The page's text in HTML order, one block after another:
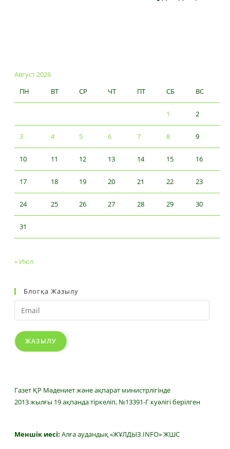
Август 2026
ПН
ВТ СР ЧТ ПТ СБ ВС
1 2
3 4 5 6 7 8 9
10 11 12 13 14 15 16
17 18 19 20 21 22 23
24 25 26 27 28 29 30
31
« Июл
Блогқа Жазылу
Email
ЖАЗЫЛУ
Газет ҚР Мәдениет және ақпарат министрлігінде
2013 жылғы 19 ақпанда тіркеліп, №13391-Г куәлігі берілген
Меншік иесі: Алға аудандық «ЖҰЛДЫЗ.INFO» ЖШС